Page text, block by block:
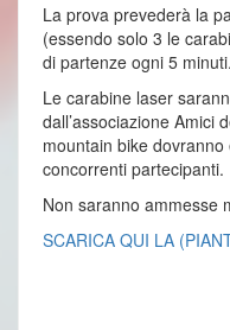
La prova prevederà la
(essendo solo 3 le
di partenze ogni 5 minuti.
Le carabine laser
dall’associazione Amici
mountain bike
concorrenti partecipanti.
Non saranno ammesse
SCARICA QUI LA